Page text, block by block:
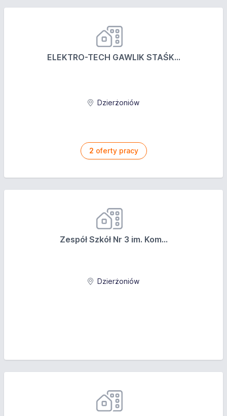
ELEKTRO-TECH GAWLIK STAŚK...
Dzierżoniów
2 oferty pracy
Zespół Szkół Nr 3 im. Kom...
Dzierżoniów